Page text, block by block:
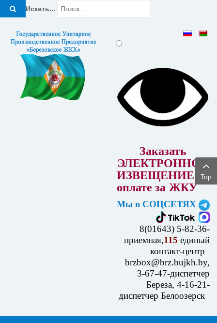
Искать...
Заказать
ЭЛЕКТРОННОЕ
ИЗВЕЩЕНИЕ об
оплате за ЖКУ
Мы в СОЦСЕТЯХ
8(01643) 5-82-36-
приемная,115 единый
контакт-центр
brzbox@brz.bujkh.by,
3-67-47-диспетчер
Береза, 4-16-21-
диспетчер Белоозерск
Top